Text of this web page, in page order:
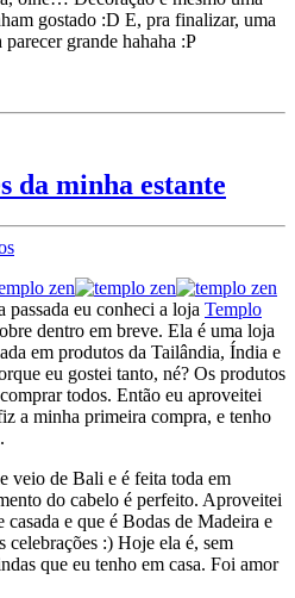
gostado :D E, pra finalizar, uma
grande hahaha :P
da minha estante
eu conheci a loja Templo
dentro em breve. Ela é uma loja
em produtos da Tailândia, Índia e
eu gostei tanto, né? Os produtos
todos. Então eu aproveitei
a minha primeira compra, e tenho
veio de Bali e é feita toda em
do cabelo é perfeito. Aproveitei
casada e que é Bodas de Madeira e
celebrações :) Hoje ela é, sem
que eu tenho em casa. Foi amor